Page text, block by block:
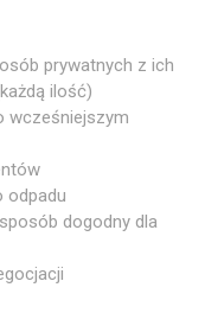
prywatnych z ich
ilość)
wcześniejszym
odpadu
dogodny dla